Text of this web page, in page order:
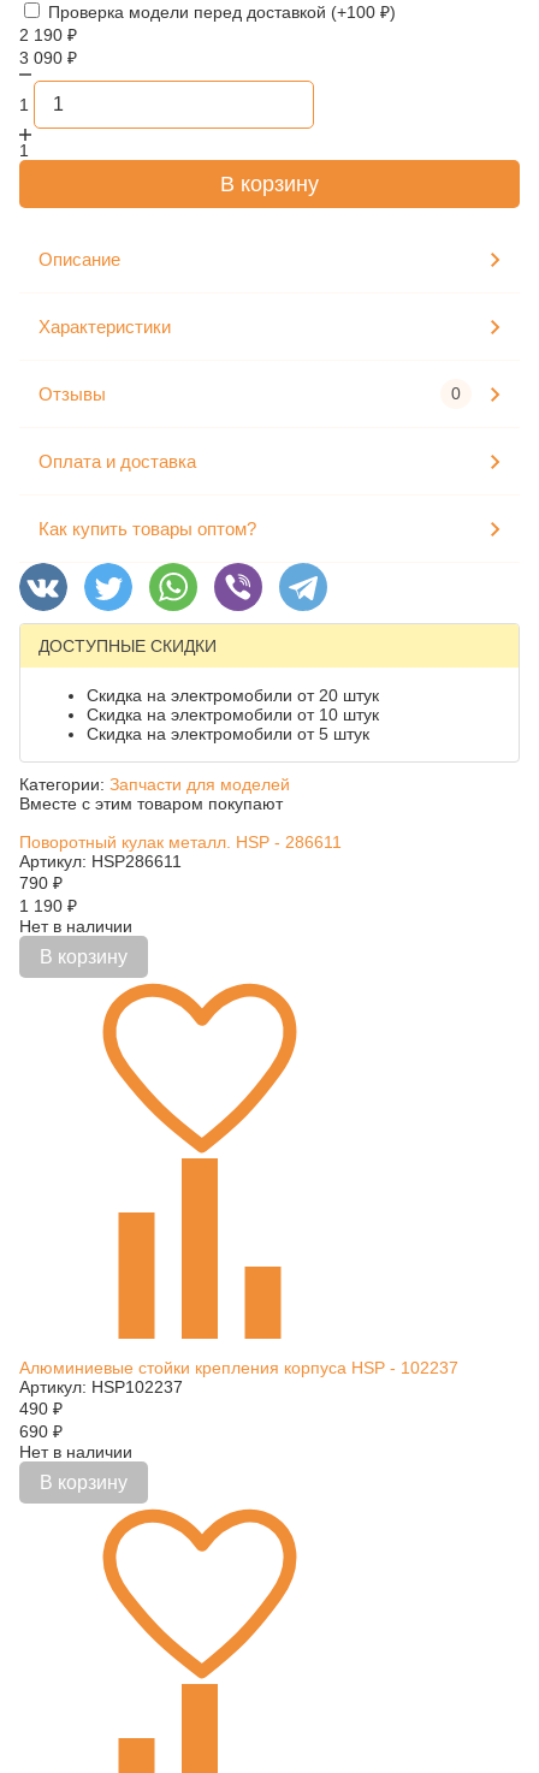
Проверка модели перед доставкой (+100 ₽)
2 190 ₽
3 090 ₽
1
1
В корзину
Описание
Характеристики
Отзывы 0
Оплата и доставка
Как купить товары оптом?
ДОСТУПНЫЕ СКИДКИ
Скидка на электромобили от 20 штук
Скидка на электромобили от 10 штук
Скидка на электромобили от 5 штук
Категории: Запчасти для моделей
Вместе с этим товаром покупают
Поворотный кулак металл. HSP - 286611
Артикул: HSP286611
790 ₽
1 190 ₽
Нет в наличии
В корзину
Алюминиевые стойки крепления корпуса HSP - 102237
Артикул: HSP102237
490 ₽
690 ₽
Нет в наличии
В корзину